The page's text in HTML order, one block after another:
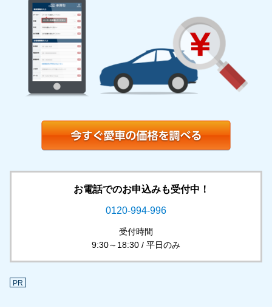
お電話でのお申込みも受付中！
0120-994-996
受付時間
9:30～18:30 / 平日のみ
PR